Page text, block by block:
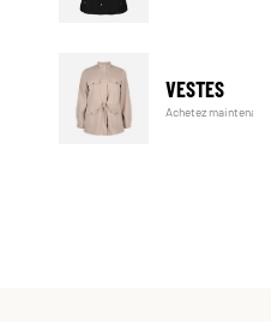
VESTES
Achetez maintenant